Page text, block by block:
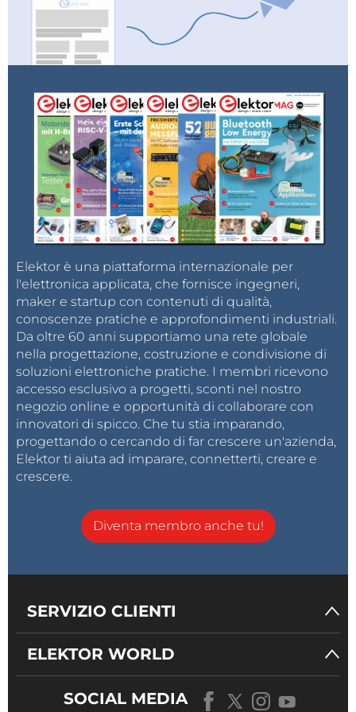
nel settore dell'elettronica o in altri campi
industriali.
Abilità nella comunicazione, nella negoziazione e
Orientamento commerciale, capacità analitica e
di lavorare in un ambiente con ritmi serrati.
Cosa offriamo
Settimana lavorativa opzionale di 32 o 40 ore (dal
lunedì al venerdì, orario CET).
Stipendio competitivo con un bonus basato sui
risultati e legato agli obiettivi individuali.
Opportunità di crescita all'interno di un team
collaborativo e inclusivo.
Flessibilità: in sede, ibrida o da remoto, con
viaggi occasionali ad Aachen (DE) o Susteren
(NL).
Perché Elektor?
Elektor è ampiamente riconosciuto come un attore
innovativo, sia per quanto riguarda il coinvolgimento
con la nostra comunità che per l'impatto all'interno
media tradizionali, creiamo connessioni significative e
forniamo un valore reale. Entrare in Elektor significa
r saperne di più su Elektor:
Recap Elektor a Electronica 2024
Elektor è una piattaforma internazionale per
l'elettronica applicata, che fornisce ingegneri,
maker e startup con contenuti di qualità,
conoscenze pratiche e approfondimenti industriali.
Da oltre 60 anni supportiamo una rete globale
nella progettazione, costruzione e condivisione di
soluzioni elettroniche pratiche. I membri ricevono
accesso esclusivo a progetti, sconti nel nostro
negozio online e opportunità di collaborare con
innovatori di spicco. Che tu stia imparando,
progettando o cercando di far crescere un'azienda,
Elektor ti aiuta ad imparare, connetterti, creare e
crescere.
Diventa membro anche tu!
SERVIZIO CLIENTI
ELEKTOR WORLD
SOCIAL MEDIA